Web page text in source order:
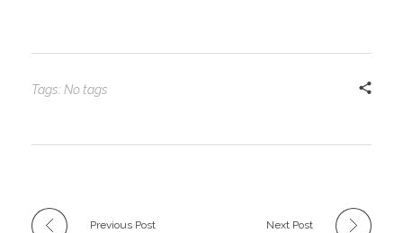
Tags: No tags
Previous Post Next Post